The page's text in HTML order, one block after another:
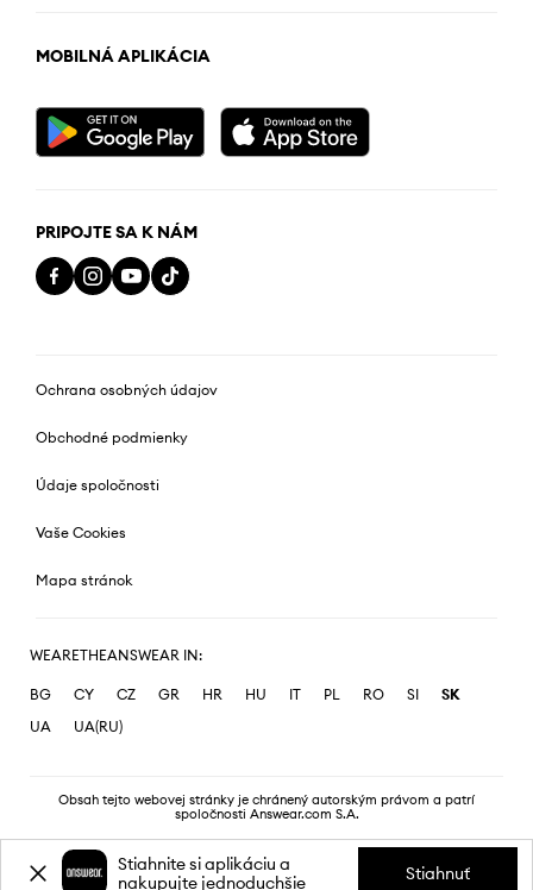
MOBILNÁ APLIKÁCIA
PRIPOJTE SA K NÁM
Ochrana osobných údajov
Obchodné podmienky
Údaje spoločnosti
Vaše Cookies
Mapa stránok
WEARETHEANSWEAR IN:
BG CY CZ GR HR HU IT PL RO SI
SK
UA
UA(RU)
Obsah tejto webovej stránky je chránený autorským právom a patrí
spoločnosti Answear.com S.A.
Stiahnite si aplikáciu a
nakupujte jednoduchšie
Stiahnuť